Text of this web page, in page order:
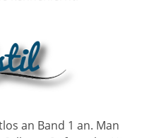
an Band 1 an. Man